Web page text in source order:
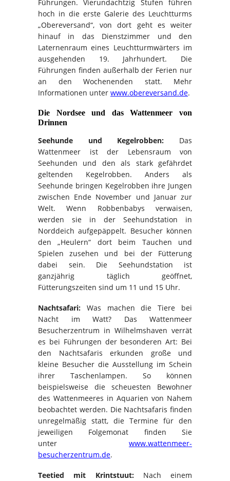
Führungen. Vierundachtzig Stufen führen
hoch in die erste Galerie des Leuchtturms
„Obereversand“, von dort geht es weiter
hinauf in das Dienstzimmer und den
Laternenraum eines Leuchtturmwärters im
ausgehenden 19. Jahrhundert. Die
Führungen finden außerhalb der Ferien nur
an den Wochenenden statt. Mehr
Informationen unter www.obereversand.de.
Die Nordsee und das Wattenmeer von
Drinnen
Seehunde und Kegelrobben: Das
Wattenmeer ist der Lebensraum von
Seehunden und den als stark gefährdet
geltenden Kegelrobben. Anders als
Seehunde bringen Kegelrobben ihre Jungen
zwischen Ende November und Januar zur
Welt. Wenn Robbenbabys verwaisen,
werden sie in der Seehundstation in
Norddeich aufgepäppelt. Besucher können
den „Heulern“ dort beim Tauchen und
Spielen zusehen und bei der Fütterung
dabei sein. Die Seehundstation ist
ganzjährig täglich geöffnet,
Fütterungszeiten sind um 11 und 15 Uhr.
Nachtsafari: Was machen die Tiere bei
Nacht im Watt? Das Wattenmeer
Besucherzentrum in Wilhelmshaven verrät
es bei Führungen der besonderen Art: Bei
den Nachtsafaris erkunden große und
kleine Besucher die Ausstellung im Schein
ihrer Taschenlampen. So können
beispielsweise die scheuesten Bewohner
des Wattenmeeres in Aquarien von Nahem
beobachtet werden. Die Nachtsafaris finden
unregelmäßig statt, die Termine für den
jeweiligen Folgemonat finden Sie
unter www.wattenmeer-
besucherzentrum.de.
Teetied mit Krintstuut:Nach einem